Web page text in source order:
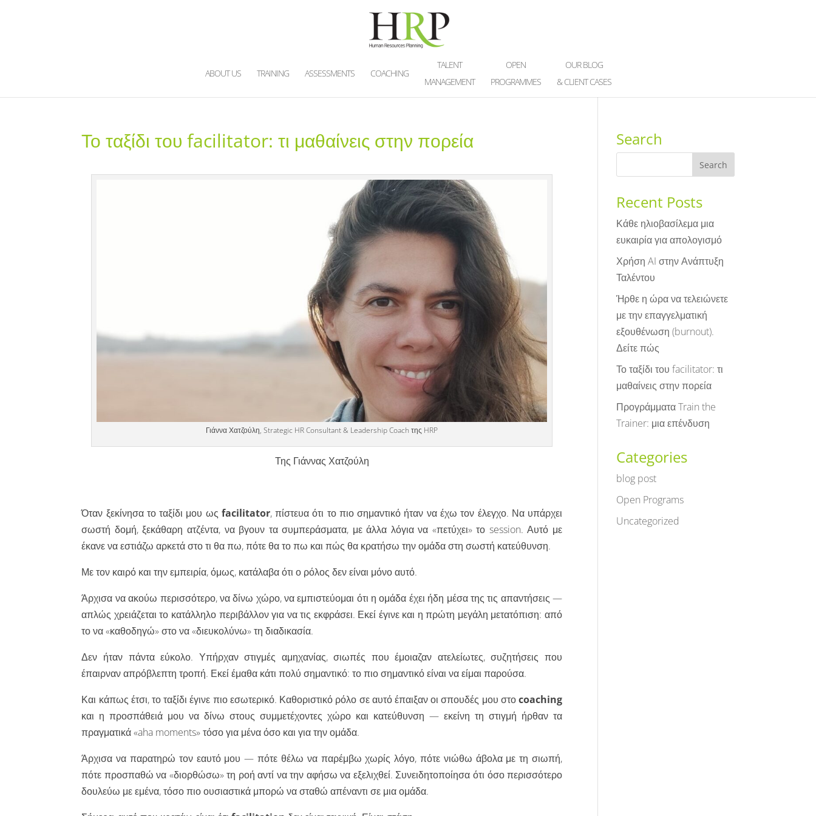
ABOUT US TRAINING ASSESSMENTS COACHING
TALENT
MANAGEMENT
OPEN
PROGRAMMES
OUR BLOG
& CLIENT CASES
Το ταξίδι του facilitator: τι μαθαίνεις στην πορεία
Γιάννα Χατζούλη, Strategic HR Consultant & Leadership Coach της HRP
Της Γιάννας Χατζούλη
Όταν ξεκίνησα το ταξίδι μου ως facilitator, πίστευα ότι το πιο σημαντικό ήταν να έχω τον έλεγχο. Να υπάρχει
σωστή δομή, ξεκάθαρη ατζέντα, να βγουν τα συμπεράσματα, με άλλα λόγια να «πετύχει» το session. Αυτό με
έκανε να εστιάζω αρκετά στο τι θα πω, πότε θα το πω και πώς θα κρατήσω την ομάδα στη σωστή κατεύθυνση.
Με τον καιρό και την εμπειρία, όμως, κατάλαβα ότι ο ρόλος δεν είναι μόνο αυτό.
Άρχισα να ακούω περισσότερο, να δίνω χώρο, να εμπιστεύομαι ότι η ομάδα έχει ήδη μέσα της τις απαντήσεις —
απλώς χρειάζεται το κατάλληλο περιβάλλον για να τις εκφράσει. Εκεί έγινε και η πρώτη μεγάλη μετατόπιση: από
το να «καθοδηγώ» στο να «διευκολύνω» τη διαδικασία.
Δεν ήταν πάντα εύκολο. Υπήρχαν στιγμές αμηχανίας, σιωπές που έμοιαζαν ατελείωτες, συζητήσεις που
έπαιρναν απρόβλεπτη τροπή. Εκεί έμαθα κάτι πολύ σημαντικό: το πιο σημαντικό είναι να είμαι παρούσα.
Και κάπως έτσι, το ταξίδι έγινε πιο εσωτερικό. Καθοριστικό ρόλο σε αυτό έπαιξαν οι σπουδές μου στοcoaching
και η προσπάθειά μου να δίνω στους συμμετέχοντες χώρο και κατεύθυνση — εκείνη τη στιγμή ήρθαν τα
πραγματικά «aha moments» τόσο για μένα όσο και για την ομάδα.
Άρχισα να παρατηρώ τον εαυτό μου — πότε θέλω να παρέμβω χωρίς λόγο, πότε νιώθω άβολα με τη σιωπή,
πότε προσπαθώ να «διορθώσω» τη ροή αντί να την αφήσω να εξελιχθεί. Συνειδητοποίησα ότι όσο περισσότερο
δουλεύω με εμένα, τόσο πιο ουσιαστικά μπορώ να σταθώ απέναντι σε μια ομάδα.
Search
Recent Posts
Κάθε ηλιοβασίλεμα μια
ευκαιρία για απολογισμό
Χρήση AI στην Ανάπτυξη
Ταλέντου
Ήρθε η ώρα να τελειώνετε
με την επαγγελματική
εξουθένωση (burnout).
Δείτε πώς
Το ταξίδι του facilitator: τι
μαθαίνεις στην πορεία
Προγράμματα Train the
Trainer: μια επένδυση
Categories
blog post
Open Programs
Uncategorized